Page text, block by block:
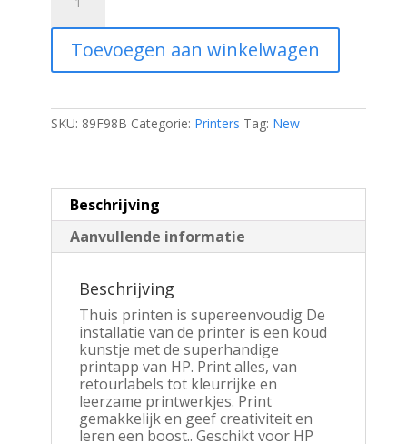
|
in-
Kleurenprinter
|
Kopiëren
WiFi
aantal
Toevoegen aan winkelwagen
SKU: 89F98B Categorie: Printers Tag: New
Beschrijving
Aanvullende informatie
Beschrijving
Thuis printen is supereenvoudig De
installatie van de printer is een koud
kunstje met de superhandige
printapp van HP. Print alles, van
retourlabels tot kleurrijke en
leerzame printwerkjes. Print
gemakkelijk en geef creativiteit en
leren een boost.. Geschikt voor HP